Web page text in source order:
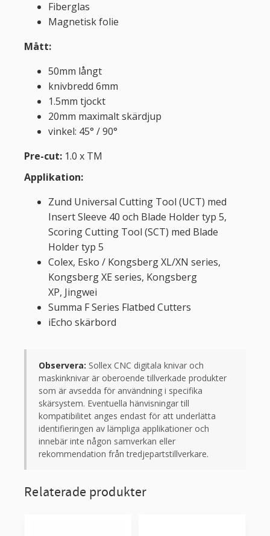
Fiberglas
Magnetisk folie
Mått:
50mm långt
knivbredd 6mm
1.5mm tjockt
20mm maximalt skärdjup
vinkel: 45° / 90°
Pre-cut: 1.0 x TM
Applikation:
Zund Universal Cutting Tool (UCT) med
Insert Sleeve 40 och Blade Holder typ 5,
Scoring Cutting Tool (SCT) med Blade
Holder typ 5
Colex, Esko / Kongsberg XL/XN series,
Kongsberg XE series, Kongsberg
XP, Jingwei
Summa F Series Flatbed Cutters
iEcho skärbord
Observera: Sollex CNC digitala knivar och
maskinknivar är oberoende tillverkade produkter
som är avsedda för användning i specifika
skärsystem. Eventuella hänvisningar till
kompatibilitet anges endast för att underlätta
identifieringen av lämpliga applikationer och
innebär inte någon samverkan eller
rekommendation från tredjepartstillverkare.
Relaterade produkter